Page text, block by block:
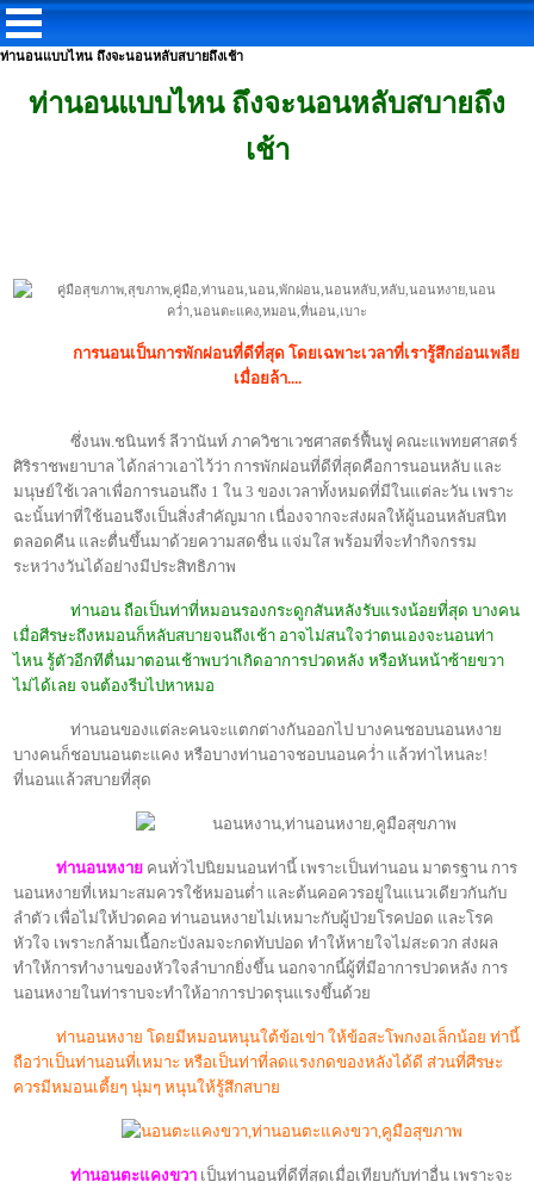
ท่านอนแบบไหน ถึงจะนอนหลับสบายถึงเช้า
ท่านอนแบบไหน ถึงจะนอนหลับสบายถึง
เช้า
การนอนเป็นการพักผ่อนที่ดีที่สุด โดยเฉพาะเวลาที่เรารู้สึกอ่อนเพลีย
เมื่อยล้า....
ซึ่งนพ.ชนินทร์ ลีวานันท์ ภาควิชาเวชศาสตร์ฟื้นฟู คณะแพทยศาสตร์
ศิริราชพยาบาล ได้กล่าวเอาไว้ว่า การพักผ่อนที่ดีที่สุดคือการนอนหลับ และ
มนุษย์ใช้เวลาเพื่อการนอนถึง 1 ใน3 ของเวลาทั้งหมดที่มีในแต่ละวัน เพราะ
ฉะนั้นท่าที่ใช้นอนจึงเป็นสิ่งสำคัญมาก เนื่องจากจะส่งผลให้ผู้นอนหลับสนิท
ตลอดคืน และตื่นขึ้นมาด้วยความสดชื่น แจ่มใส พร้อมที่จะทำกิจกรรม
ระหว่างวันได้อย่างมีประสิทธิภาพ
ท่านอน ถือเป็นท่าที่หมอนรองกระดูกสันหลังรับแรงน้อยที่สุด บางคน
เมื่อศีรษะถึงหมอนก็หลับสบายจนถึงเช้า อาจไม่สนใจว่าตนเองจะนอนท่า
ไหน รู้ตัวอีกทีตื่นมาตอนเช้าพบว่าเกิดอาการปวดหลัง หรือหันหน้าซ้ายขวา
ไม่ได้เลย จนต้องรีบไปหาหมอ
ท่านอนของแต่ละคนจะแตกต่างกันออกไป บางคนชอบนอนหงาย
บางคนก็ชอบนอนตะแคง หรือบางท่านอาจชอบนอนคว่ำ แล้วท่าไหนละ!
ที่นอนแล้วสบายที่สุด
ท่านอนหงาย คนทั่วไปนิยมนอนท่านี้ เพราะเป็นท่านอน มาตรฐาน การ
นอนหงายที่เหมาะสมควรใช้หมอนต่ำ และต้นคอควรอยู่ในแนวเดียวกันกับ
ลำตัว เพื่อไม่ให้ปวดคอ ท่านอนหงายไม่เหมาะกับผู้ป่วยโรคปอด และโรค
หัวใจ เพราะกล้ามเนื้อกะบังลมจะกดทับปอด ทำให้หายใจไม่สะดวก ส่งผล
ทำให้การทำงานของหัวใจลำบากยิ่งขึ้น นอกจากนี้ผู้ที่มีอาการปวดหลัง การ
นอนหงายในท่าราบจะทำให้อาการปวดรุนแรงขึ้นด้วย
ท่านอนหงาย โดยมีหมอนหนุนใต้ข้อเข่า ให้ข้อสะโพกงอเล็กน้อย ท่านี้
ถือว่าเป็นท่านอนที่เหมาะ หรือเป็นท่าที่ลดแรงกดของหลังได้ดี ส่วนที่ศีรษะ
ควรมีหมอนเตี้ยๆ นุ่มๆ หนุนให้รู้สึกสบาย
ท่านอนตะแคงขวา เป็นท่านอนที่ดีที่สุดเมื่อเทียบกับท่าอื่น เพราะจะ